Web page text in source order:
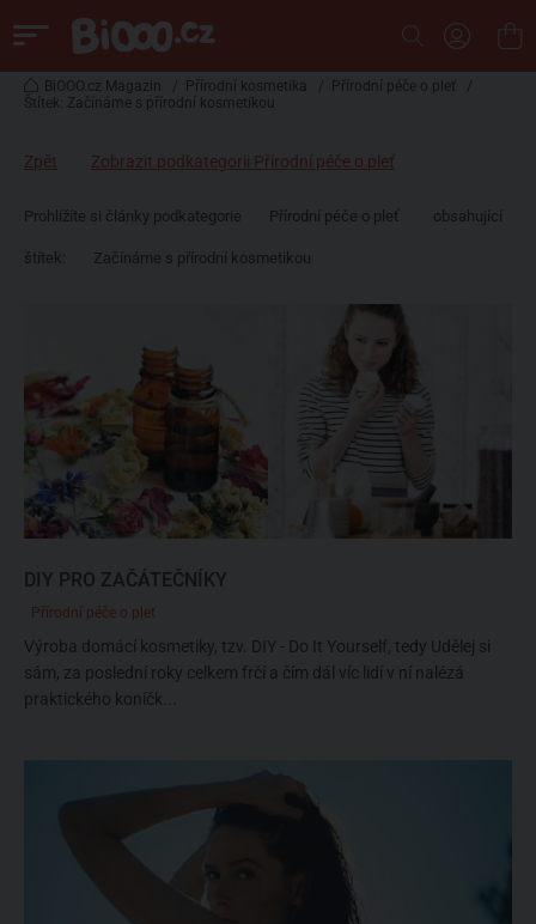
BiOOO.cz Magazin / Přírodní kosmetika / Přírodní péče o pleť
/
Štítek: Začínáme s přírodní kosmetikou
Zpět Zobrazit podkategorii Přírodní péče o pleť
Prohlížíte si články podkategorie Přírodní péče o pleť obsahující
štítek: Začínáme s přírodní kosmetikou
DIY PRO ZAČÁTEČNÍKY
Přírodní péče o pleť
Výroba domácí kosmetiky, tzv. DIY - Do It Yourself, tedy Udělej si
sám, za poslední roky celkem frčí a čím dál víc lidí v ní nalézá
praktického koníčk...